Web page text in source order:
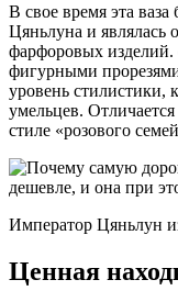
В свое время эта ваза
Цяньлуна и являлась
фарфоровых
фигурными
уровень стилистики,
умельцев.
стиле «розового
Император Цяньлун
Ценная